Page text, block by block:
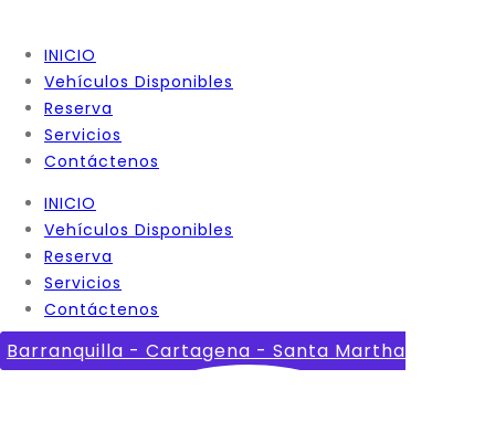
INICIO
Vehículos Disponibles
Reserva
Servicios
Contáctenos
INICIO
Vehículos Disponibles
Reserva
Servicios
Contáctenos
Barranquilla - Cartagena - Santa Martha